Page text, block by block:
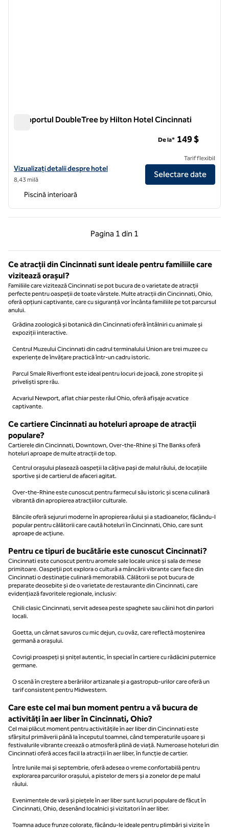
Aeroportul DoubleTree by Hilton Hotel Cincinnati
Vizualizați detaliile hotelului DoubleTree by Hilton Hotel Cincinnati
Vizualizați detalii despre hotel
8,43 milă
De la* 149 $
Tarif flexibil
Selectare date
Piscină interioară
Pagina 1 din 1
Pagina anterioară, 1 din 1
Pagina 1 din 1
Ce atracții din Cincinnati sunt ideale pentru familiile care
vizitează orașul?
Familiile care vizitează Cincinnati se pot bucura de o varietate de atracții
perfecte pentru oaspeții de toate vârstele. Multe atracții din Cincinnati, Ohio,
oferă opțiuni captivante, care cu siguranță vor încânta familiile pe tot parcursul
anului.
Grădina zoologică și botanică din Cincinnati oferă întâlniri cu animale și
expoziții interactive.
Centrul Muzeului Cincinnati din cadrul terminalului Union are trei muzee cu
experiențe de învățare practică într-un cadru istoric.
Parcul Smale Riverfront este ideal pentru locuri de joacă, zone stropite și
priveliști spre râu.
Acvariul Newport, aflat chiar peste râul Ohio, oferă afișaje acvatice
captivante.
Ce cartiere Cincinnati au hoteluri aproape de atracții
populare?
Cartierele din Cincinnati, Downtown, Over-the-Rhine și The Banks oferă
hoteluri aproape de multe atracții de top.
Centrul orașului plasează oaspeții la câțiva pași de malul râului, de locațiile
sportive și de cartierul de afaceri agitat.
Over-the-Rhine este cunoscut pentru farmecul său istoric și scena culinară
vibrantă din apropierea atracțiilor culturale.
Băncile oferă sejururi moderne în apropierea râului și a stadioanelor, făcându-l
popular pentru călătorii care caută hoteluri în Cincinnati, Ohio, care sunt
aproape de acțiune.
Pentru ce tipuri de bucătărie este cunoscut Cincinnati?
Cincinnati este cunoscut pentru aromele sale locale unice și sala de mese
primitoare. Oaspeții pot explora o cultură a mâncării vibrante care face din
Cincinnati o destinație culinară memorabilă. Călătorii se pot bucura de
preparate deosebite și de o varietate de restaurante din Cincinnati, care
evidențiază favoritele regionale, inclusiv:
Chili clasic Cincinnati, servit adesea peste spaghete sau câini hot din parlori
locali.
Goetta, un cârnat savuros cu mic dejun, cu ovăz, care reflectă moștenirea
germană a orașului.
Covrigi proaspeți și șnițel autentic, în special în cartiere cu rădăcini puternice
germane.
O scenă în creștere a berăriilor artizanale și a gastropub-urilor care oferă un
tarif consistent pentru Midwestern.
Care este cel mai bun moment pentru a vă bucura de
activități în aer liber în Cincinnati, Ohio?
Cel mai plăcut moment pentru activitățile în aer liber din Cincinnati este
sfârșitul primăverii până la începutul toamnei, când temperaturile ușoare și
festivalurile vibrante creează o atmosferă plină de viață. Numeroase hoteluri din
Cincinnati oferă acces facil la atracții în aer liber, în funcție de cartier.
Între lunile mai și septembrie, oferă adesea o vreme confortabilă pentru
explorarea parcurilor orașului, a pistelor de mers și a zonelor de pe malul
râului.
Evenimentele de vară și piețele în aer liber sunt lucruri populare de făcut în
Cincinnati, Ohio, desenând localnici și vizitatori în aer liber.
Toamna aduce frunze colorate, făcându-le ideale pentru plimbări și vizite în